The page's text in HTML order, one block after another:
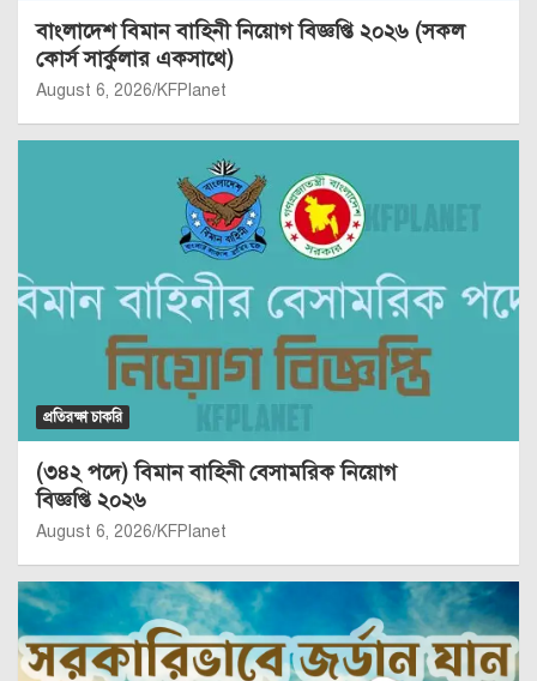
বাংলাদেশ বিমান বাহিনী নিয়োগ বিজ্ঞপ্তি ২০২৬ (সকল
কোর্স সার্কুলার একসাথে)
August 6, 2026 KFPlanet
প্রতিরক্ষা চাকরি
(৩৪২ পদে) বিমান বাহিনী বেসামরিক নিয়োগ
বিজ্ঞপ্তি ২০২৬
August 6, 2026 KFPlanet